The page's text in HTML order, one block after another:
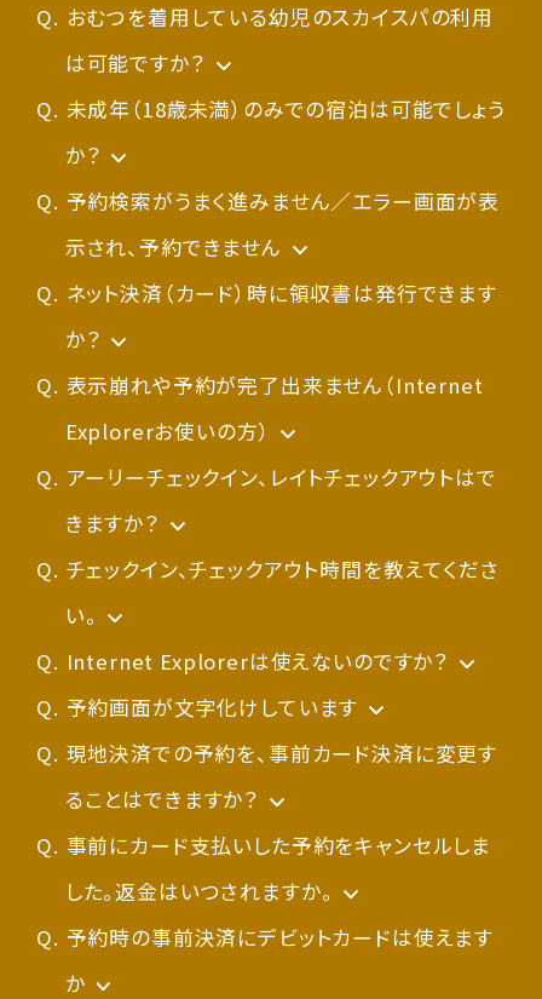
なお、基本ポイントやボーナスポイントは、宿泊
料金（税抜）に対して所定の付与率が適用され
たポイント数（端数は切り捨てます）が付与され
認いただけます。
ウザのCookie（クッキー）を一度削除することで
お試しください。
【おもなブラウザのCookie削除方法】
ますので、別のブラウザでのご利用をお願いいた
します。
「Chrome Cookie 削除」など、ブラウザ名を
含めたキーワードでインターネット検索します
と、他にも説明サイトなどが見つかりますので、
員登録されているメールアドレスに変更がない
信が可能な方は、以前使われていたメールアド
ログイン後に、ご自身でメールアドレスを変更い
客様は、
お問い合わせフォーム
より変更申請を
お願いいたします。
等）をお使いの方でも、同様にメールが届かな
い場合がございますが、迷惑メールフォルダに入
っていることがありますので、合わせてご確認く
ではない」ボタン／リンクを押していただくこと
現金の他、以下決済がご利用いただけます。
クレジットカード
VISA ／ Master ／ JCB ／ American
Express ／ Diners Club ／ China
UnionPay（銀聯）
電子マネー ／ コード決済
交通系IC ／ iD ／ 楽天Edy ／ nanaco ／
WAON ／ QUICPay ／ PayPay ／ au PAY ／
メルペイ ／ d払い ／ Alipay ／ WeChat Pay
／ Bank Pay ／ J-Coin Pay
おむつを着用している幼児のスカイスパの利用
は可能ですか？
申し訳ございませんが、おむつ着用のお子様は
スカイスパをご利用いただけません。
未成年（18歳未満）のみでの宿泊は可能でしょう
か？
宿泊者が15歳以上18歳未満の方のみの場合、
親権者様に宿泊同意書のご提出をお願いしてお
ります。
親権者様は下記の未成年者の宿泊に対する同
意書を印刷の上ご記入いただき、チェックイン日
までにホテルへご提出ください。
■未成年者の宿泊に対する同意書
ご質問はこちらの
せください。
予約検索がうまく進みません／エラー画面が表
示され、予約できません
ご不便をおかけして申し訳ございません。
一時的にアクセスが集中するなどした際、処理
が中断してしまうなどして不具合がおきている
場合があります。その際は、お使いのブラウザの
Cookie（クッキー）を一度削除していただくこと
で改善する場合がございます。
【おもなブラウザのCookie削除方法】
■Google Chrome
■Edge
※Internet Explorerはサポート対象外となり
ますので、別のブラウザでのご利用をお願いいた
します。
■Safari (iPhone/iPad)
■Safari (Mac)
■ Firefox
ネット決済（カード）時に領収書は発行できます
か？
予約確認画面からオンライン発行いただけま
す。
発行タイミングは、チェックアウト日から90日以
内となり、1回だけ発行することが出来ます。電
子データによる領収書が有効かどうかは、あら
かじめ経理ご担当へご確認ください。
その他注意事項は、発行画面に表示されますの
で、必ずご一読、ご確認をお願いいたします。
表示崩れや予約が完了出来ません（Internet
Explorerお使いの方）
ご不便をおかけして申し訳ございません。
Internet Explorerは、開発元のMicrosoft社
より2022年6月に廃止の予告がなされており、
当ウェブサイト・予約システムにおきましても、サ
ポート対象外とさせていただいておりますため、
ご予約その他に関わる動作保証が出来かねま
す。
後継のEdge（エッジ）やGoogle社Chrome（ク
ローム）といった最新のブラウザをに変更いいた
だくことにより、変更された場合には、ご予約が
正常に行えることが確認出来ておりますので、ど
うぞお試しください。
アーリーチェックイン、レイトチェックアウトはで
きますか？
【アーリーチェックイン】
当日のお部屋の空き状況に応じて承ります。
CLUB CANDEO会員様は、優先的にご案内して
います。
ただしアーリーチェックインを事前に確約する場
合は1時間につき1,000円(税込1,100円)/1室の
追加代金にて承ります。
※清掃の都合上、お受けできない場合もござい
ますのでご了承くださいませ。
チェックイン、チェックアウト時間を教えてくださ
い。
通常チェックインは15:00、チェックアウトは
11:00でございます。
Internet Explorerは使えないのですか？
Internet Explorerは、開発元のMicrosoft社
より2022年6月に廃止の旨周知されており、当ウ
ェブサイトでもサポート対象外とさせていただき
ます。
ご利用中のお客様におかれましては、動作保証
やご利用PCのセキュリティ保護観点からも、後
予約画面が文字化けしています
ご不便をおかけして申し訳ございません。
Android端末にてChromeをご利用の一部のお
客様におかれまして、文字が正常に表示されな
い現象を確認しております。Google Chromeの
自動翻訳機能に起因しており、同不具合が発生
するお客様におかれましては、下記ページご参
現地決済での予約を、事前カード決済に変更す
ることはできますか？
申し訳ございませんが、出来かねます。
決済方法の変更を希望の場合、ご予約のお取り
直し（一旦キャンセルいただき、新たにご予約）
が必要となります。お取り直しいただく際、ご宿
事前にカード支払いした予約をキャンセルしま
した。返金はいつされますか。
事前カード決済につきましては、予約成約時点
で請求処理が始まりますので、チェックイン前の
予約時の事前決済にデビットカードは使えます
か